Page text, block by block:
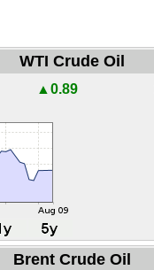
WTI Crude Oil
▲0.89
Brent Crude Oil